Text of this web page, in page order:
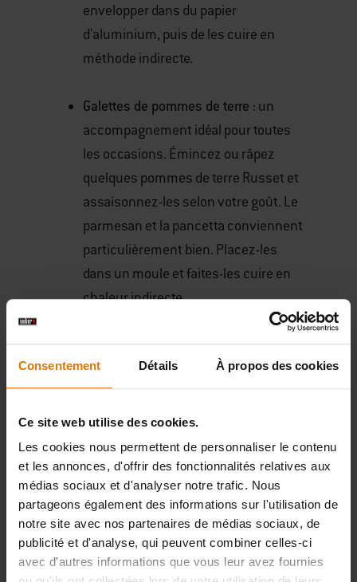
Consentement Détails À propos des cookies
Ce site web utilise des cookies.
Les cookies nous permettent de personnaliser le contenu
et les annonces, d'offrir des fonctionnalités relatives aux
médias sociaux et d'analyser notre trafic. Nous
partageons également des informations sur l'utilisation de
notre site avec nos partenaires de médias sociaux, de
publicité et d'analyse, qui peuvent combiner celles-ci
avec d'autres informations que vous leur avez fournies
envelopper dans du papier
d'aluminium, puis de les cuire en
méthode indirecte.
Galettes de pommes de terre : un
accompagnement idéal pour toutes
les occasions. Émincez ou râpez
quelques pommes de terre Russet et
assaisonnez-les selon votre goût. Le
parmesan et la pancetta conviennent
particulièrement bien. Placez-les
dans un moule et faites-les cuire en
chaleur indirecte.
Recettes de pommes de
terre au barbecue
Besoin d'inspiration ? Ces recettes de pommes
de terre à cuire au barbecue vous mettent sur la
voie.
1. LÉGUMES-RACINES D'HIVER
Quoi de plus réconfortant un soir d'hiver que de
bons légumes au barbecue pour agrémenter
votre repas ? Cette recette de